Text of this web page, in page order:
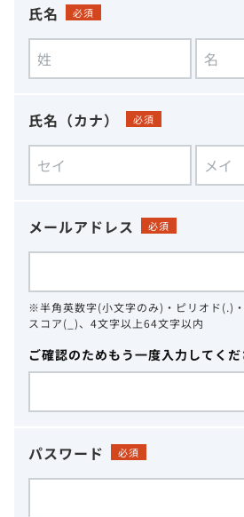
氏名 必須
氏名（カナ） 必須
メールアドレス 必須
※半角英数字(小文字のみ)・ピリオド(.)
スコア(_)、4文字以上64文字以内
ご確認のためもう一度入力してくだ
パスワード 必須